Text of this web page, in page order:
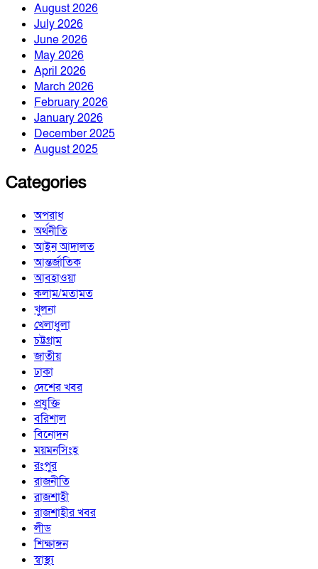
August 2026
July 2026
June 2026
May 2026
April 2026
March 2026
February 2026
January 2026
December 2025
August 2025
Categories
অপরাধ
অর্থনীতি
আইন আদালত
আন্তর্জাতিক
আবহাওয়া
কলাম/মতামত
খুলনা
খেলাধুলা
চট্টগ্রাম
জাতীয়
ঢাকা
দেশের খবর
প্রযুক্তি
বরিশাল
বিনোদন
ময়মনসিংহ
রংপুর
রাজনীতি
রাজশাহী
রাজশাহীর খবর
লীড
শিক্ষাঙ্গন
স্বাস্থ্য